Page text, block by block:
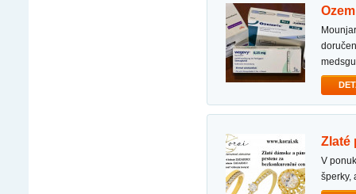
mounjaro 2.5mg mounjaro 5mg ozempic 2mg ozempic 1mg snadno dostupné pro expresní
v ponuke internetového zlatníctva korai nechýbajú ani zlaté prstene. podobne ako iné zlaté